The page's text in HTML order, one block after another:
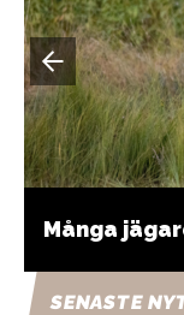
Många
SENASTE